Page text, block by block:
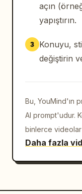
açın
yapıştırın.
3
Konuyu,
değiştirin
Bu, YouMind'ın
AI prompt'udur.
binlerce
Daha fazla